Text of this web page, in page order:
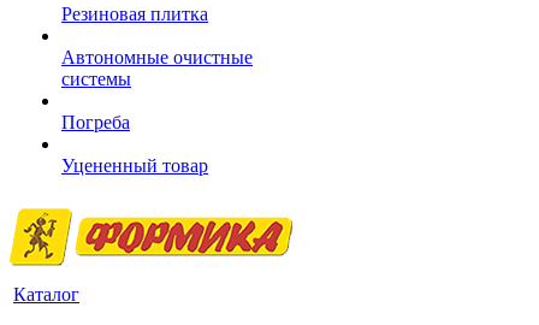
Резиновая плитка
Автономные очистные
системы
Погреба
Уцененный товар
Каталог